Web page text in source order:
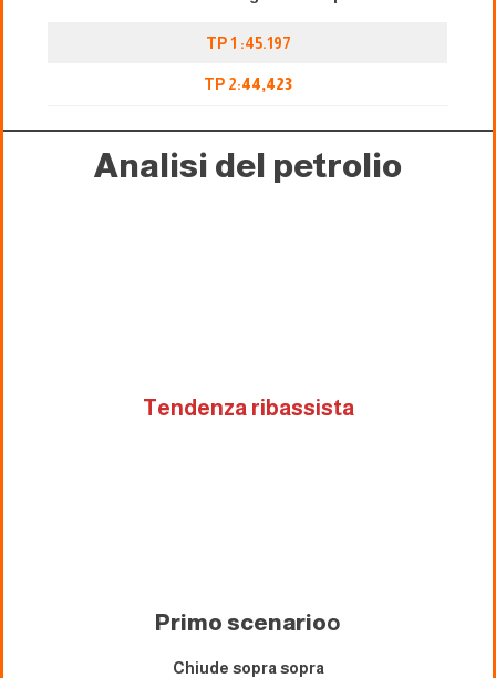
TP 1 :45.197
TP 2:44,423
Analisi del petrolio
Tendenza ribassista
Primo scenarioo
Chiude sopra sopra